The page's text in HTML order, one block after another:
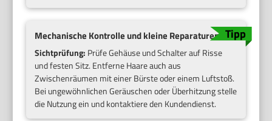
Mechanische Kontrolle und kleine Reparaturen
Sichtprüfung: Prüfe Gehäuse und Schalter auf Risse
und festen Sitz. Entferne Haare auch aus
Zwischenräumen mit einer Bürste oder einem Luftstoß.
Bei ungewöhnlichen Geräuschen oder Überhitzung stelle
die Nutzung ein und kontaktiere den Kundendienst.